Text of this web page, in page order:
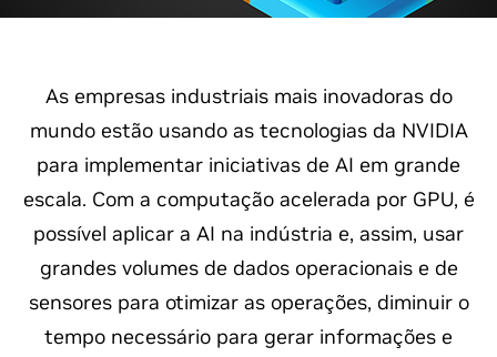
As empresas industriais mais inovadoras do
mundo estão usando as tecnologias da NVIDIA
para implementar iniciativas de AI em grande
escala. Com a computação acelerada por GPU, é
possível aplicar a AI na indústria e, assim, usar
grandes volumes de dados operacionais e de
sensores para otimizar as operações, diminuir o
tempo necessário para gerar informações e